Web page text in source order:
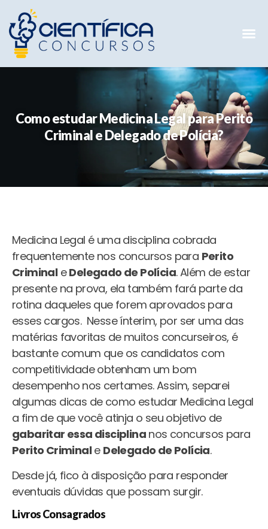
Como estudar Medicina Legal para Perito
Criminal e Delegado de Polícia?
Medicina Legal é uma disciplina cobrada
frequentemente nos concursos para Perito
CriminaleDelegado de Polícia. Além de estar
presente na prova, ela também fará parte da
rotina daqueles que forem aprovados para
esses cargos. Nesse ínterim, por ser uma das
matérias favoritas de muitos concurseiros, é
bastante comum que os candidatos com
competitividade obtenham um bom
desempenho nos certames. Assim, separei
algumas dicas de como estudar Medicina Legal
a fim de que você atinja o seu objetivo de
gabaritar essa disciplina nos concursos para
Perito Criminale Delegado de Polícia.
Desde já, fico à disposição para responder
eventuais dúvidas que possam surgir.
Livros Consagrados